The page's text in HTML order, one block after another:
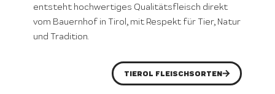
entsteht hochwertiges Qualitätsfleisch direkt
vom Bauernhof in Tirol, mit Respekt für Tier, Natur
und Tradition.
TIEROL FLEISCHSORTEN